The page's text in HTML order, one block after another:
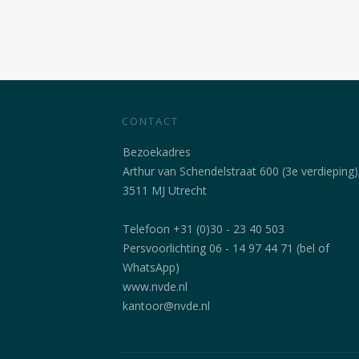
CONTACT
Bezoekadres
Arthur van Schendelstraat 600 (3e verdieping)
3511 MJ Utrecht
Telefoon +31 (0)30 - 23 40 503
Persvoorlichting 06 - 14 97 44 71 (bel of
WhatsApp)
www.nvde.nl
kantoor@nvde.nl